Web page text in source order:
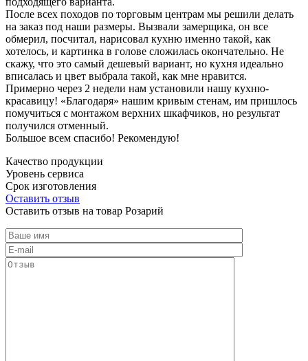
После всех походов по торговым центрам мы решили делать
на заказ под наши размеры. Вызвали замерщика, он все
обмерил, посчитал, нарисовал кухню именно такой, как
хотелось, и картинка в голове сложилась окончательно. Не
скажу, что это самый дешевый вариант, но кухня идеально
вписалась и цвет выбрала такой, как мне нравится.
Примерно через 2 недели нам установили нашу кухню-
красавицу! «Благодаря» нашим кривым стенам, им пришлось
помучиться с монтажом верхних шкафчиков, но результат
получился отменный.
Большое всем спасибо! Рекомендую!
Качество продукции
Уровень сервиса
Срок изготовления
Оставить отзыв
Оставить отзыв на товар Розарий